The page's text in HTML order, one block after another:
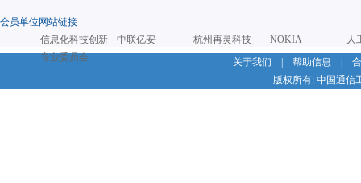
会员单位网站链接
信息化科技创新
专业委员会
中联亿安 杭州再灵科技 NOKIA
人
关于我们
帮助信息
版权所有: 中国通信